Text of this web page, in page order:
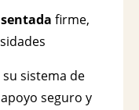
sentada firme,
sistema de
seguro y